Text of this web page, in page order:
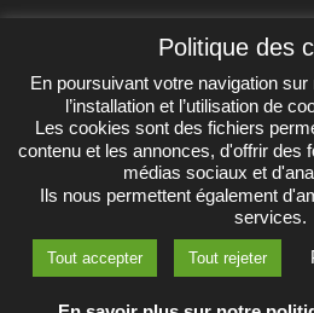
Polaris : des quads et des SSV
Sécurisez vos sorties quad :
Mentions
Politique de
Agence
Politique des
En poursuivant votre navigation
l’installation et l’utilisation de
Les cookies sont des fichiers
contenu et les annonces, d'offrir des
médias sociaux et
Ils nous permettent également
services.
Tout accepter Tout rejeter